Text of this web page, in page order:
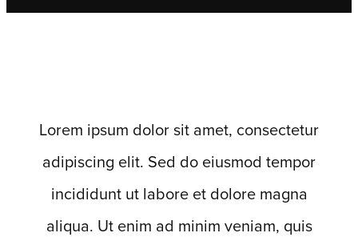
Lorem ipsum dolor sit amet, consectetur
adipiscing elit. Sed do eiusmod tempor
incididunt ut labore et dolore magna
aliqua. Ut enim ad minim veniam, quis